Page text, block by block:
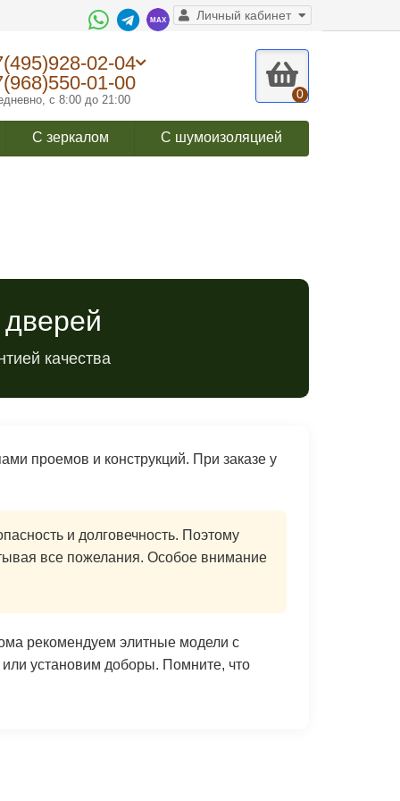
Личный кабинет
02-04
01-00
с 8:00 до 21:00 0
С зеркалом С шумоизоляцией
качества
проемов и конструкций. При заказе у
и долговечность. Поэтому
все пожелания. Особое внимание
рекомендуем элитные модели с
установим доборы. Помните, что